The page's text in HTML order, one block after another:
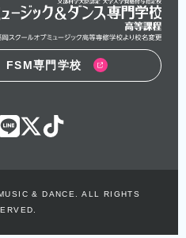
FSM専門学校
& DANCE. ALL RIGHTS